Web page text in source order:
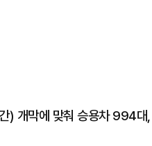
) 개막에 맞춰 승용차 994대,